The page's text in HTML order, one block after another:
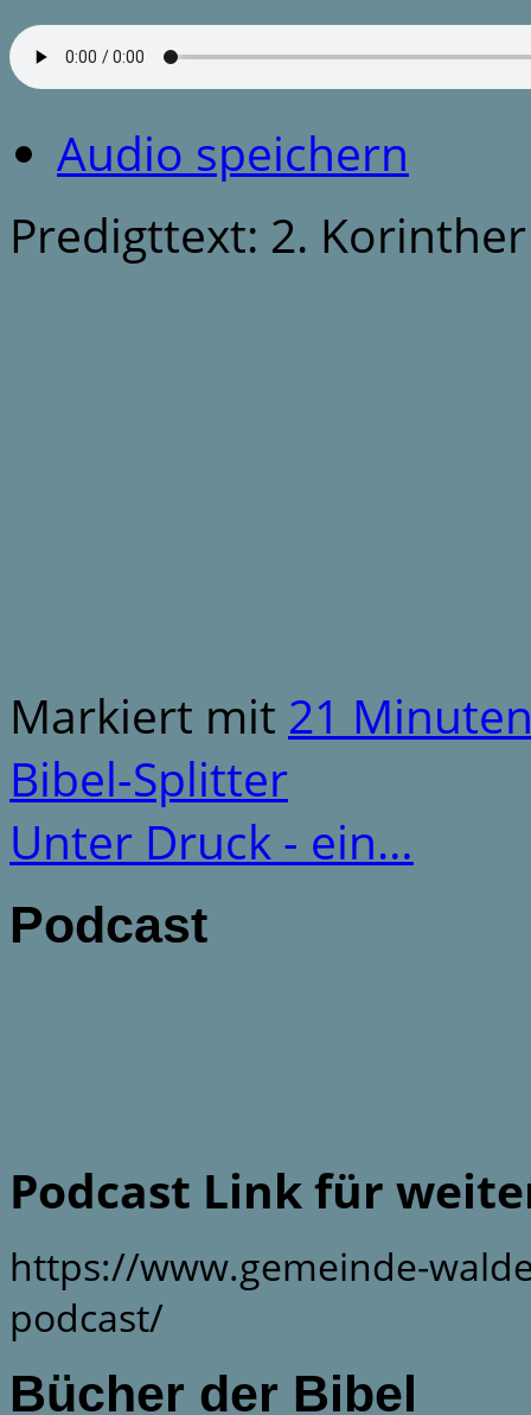
Audio speichern
Predigttext: 2.
Markiert mit 21
Bibel-Splitter
Unter Druck - ein…
Podcast
Podcast Link für
https://www.gemeinde-
podcast/
Bücher der Bibel